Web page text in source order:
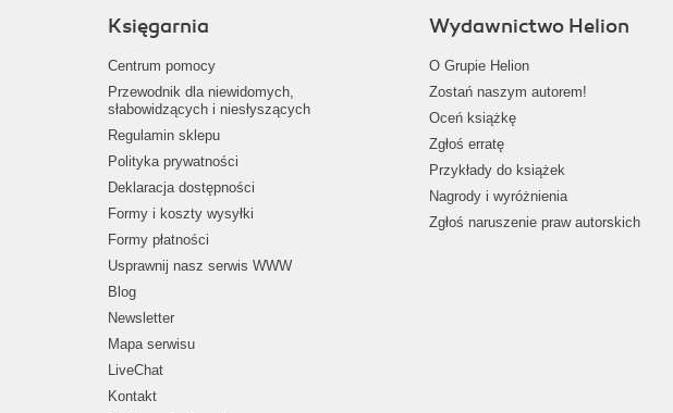
Księgarnia
Centrum pomocy
Przewodnik dla niewidomych,
słabowidzących i niesłyszących
Regulamin sklepu
Polityka prywatności
Deklaracja dostępności
Formy i koszty wysyłki
Formy płatności
Usprawnij nasz serwis WWW
Blog
Newsletter
Mapa serwisu
LiveChat
Kontakt
Wydawnictwo Helion
O Grupie Helion
Zostań naszym autorem!
Oceń książkę
Zgłoś erratę
Przykłady do książek
Nagrody i wyróżnienia
Zgłoś naruszenie praw autorskich